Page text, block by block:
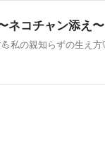
ネコチャン添え〜